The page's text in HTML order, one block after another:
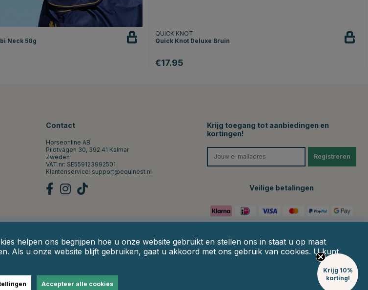
Neck 50g
QUICK KNOT
Quick Knot Deluxe Bruin
€17.95
Contact
Horseonline AB
Pilotvägen 30, 392 41 Kalmar
Zweden
VAT.nr: SE559123992501
Klantenservice: support@equinest.nl
Krijg toegang tot aanbiedingen en
kortingen!
Registreren
Veilige betalingen
helpen ons begrijpen hoe u onze website gebruikt en stellen ons in staat u op maat
Als u onze website blijft gebruiken, gaat u akkoord met ons gebruik van cookies. U kunt
Accepteer alle cookies
Krijg 10%
korting!